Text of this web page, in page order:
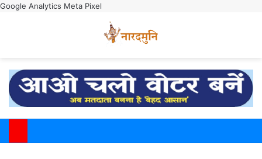
Google Analytics Meta Pixel